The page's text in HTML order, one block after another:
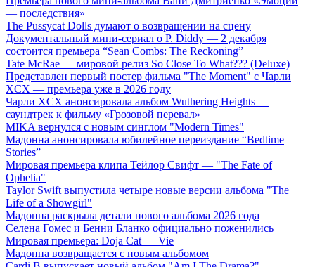
— последствия»
The Pussycat Dolls думают о возвращении на сцену
Документальный мини-сериал о P. Diddy — 2 декабря
состоится премьера “Sean Combs: The Reckoning”
Tate McRae — мировой релиз So Close To What??? (Deluxe)
Представлен первый постер фильма "The Moment" с Чарли
XCX — премьера уже в 2026 году
Чарли XCX анонсировала альбом Wuthering Heights —
саундтрек к фильму «Грозовой перевал»
MIKA вернулся с новым синглом "Modern Times"
Мадонна анонсировала юбилейное переиздание “Bedtime
Stories”
Мировая премьера клипа Тейлор Свифт — "The Fate of
Ophelia"
Taylor Swift выпустила четыре новые версии альбома "The
Life of a Showgirl"
Мадонна раскрыла детали нового альбома 2026 года
Селена Гомес и Бенни Бланко официально поженились
Мировая премьера: Doja Cat — Vie
Мадонна возвращается с новым альбомом